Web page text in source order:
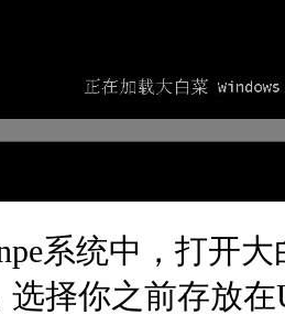
系统中，打开
选择你之前存放在